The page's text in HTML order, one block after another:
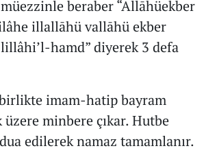
beraber “Allāhüekber
illallāhü vallāhü ekber
hamd” diyerek 3 defa
imam-hatip bayram
minbere çıkar. Hutbe
edilerek namaz tamamlanır.